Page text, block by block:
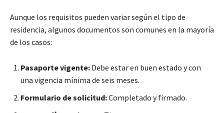
Aunque los requisitos pueden variar según el tipo de
residencia, algunos documentos son comunes en la mayoría
de los casos:
Pasaporte vigente: Debe estar en buen estado y con
una vigencia mínima de seis meses.
Formulario de solicitud:Completado y firmado.